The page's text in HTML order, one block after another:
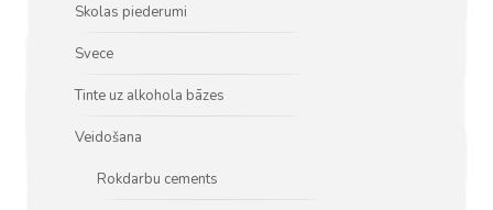
Skolas piederumi
Svece
Tinte uz alkohola bāzes
Veidošana
Rokdarbu cements